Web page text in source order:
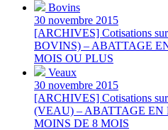
Bovins
30 novembre 2015
[ARCHIVES] Cotisations
BOVINS) – ABATTAGE
MOIS OU PLUS
Veaux
30 novembre 2015
[ARCHIVES] Cotisations
(VEAU) – ABATTAGE EN
MOINS DE 8 MOIS